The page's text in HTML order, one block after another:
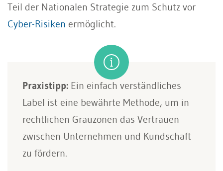
Teil der Nationalen Strategie zum Schutz vor
Cyber-Risiken ermöglicht.
Praxistipp: Ein einfach verständliches
Label ist eine bewährte Methode, um in
rechtlichen Grauzonen das Vertrauen
zwischen Unternehmen und Kundschaft
zu fördern.